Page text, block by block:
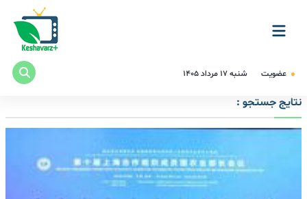
عضویت شنبه ۱۷ مرداد ۱۴۰۵
نتایج جستجو :